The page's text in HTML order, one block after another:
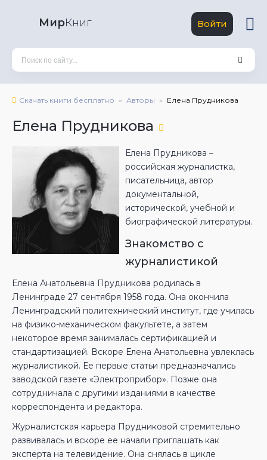
МирКниг Войти
Скачать книги бесплатно Авторы Елена Прудникова
Елена Прудникова
Елена Прудникова –
российская журналистка,
писательница, автор
документальной,
исторической, учебной и
биографической литературы.
Знакомство с
журналистикой
Елена Анатольевна Прудникова родилась в
Ленинграде 27 сентября 1958 года. Она окончила
Ленинградский политехнический институт, где училась
на физико-механическом факультете, а затем
некоторое время занималась сертификацией и
стандартизацией. Вскоре Елена Анатольевна увлеклась
журналистикой. Ее первые статьи предназначались
заводской газете «Электроприбор». Позже она
сотрудничала с другими изданиями в качестве
корреспондента и редактора.
Журналистская карьера Прудниковой стремительно
развивалась и вскоре ее начали приглашать как
эксперта на телевидение. Она снялась в цикле